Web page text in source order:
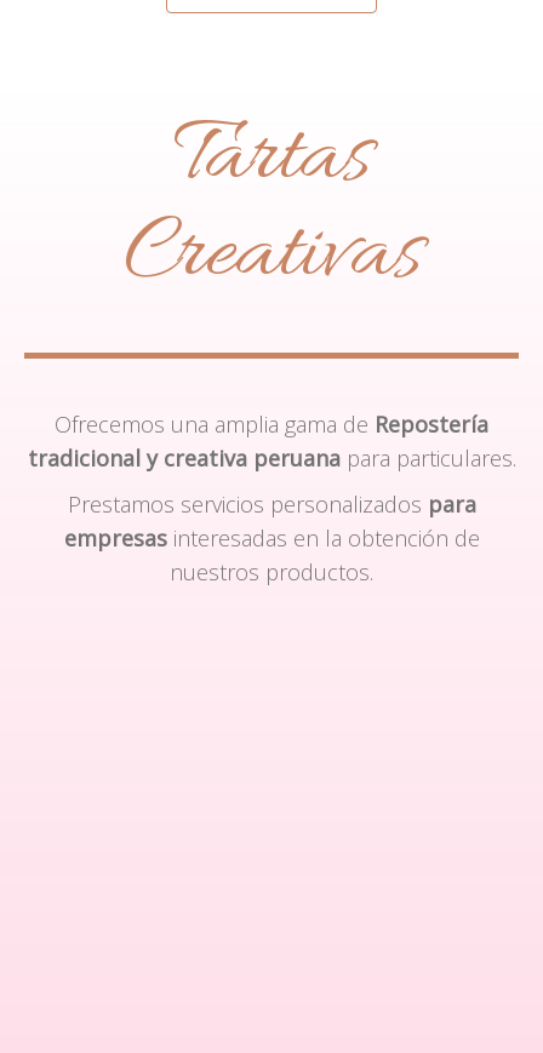
Tartas
Creativas
Ofrecemos una amplia gama de Repostería
tradicional y creativa peruanapara particulares.
Prestamos servicios personalizados para
empresasinteresadas en la obtención de
nuestros productos.